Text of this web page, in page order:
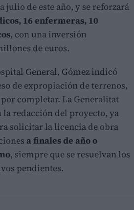
julio de este año, y se reforzará
16 enfermeras, 10
, con una inversión
de euros.
General, Gómez indicó
de expropiación de terrenos,
completar. La Generalitat
la redacción del proyecto, ya
solicitar la licencia de obra
a finales de año o
, siempre que se resuelvan los
pendientes.